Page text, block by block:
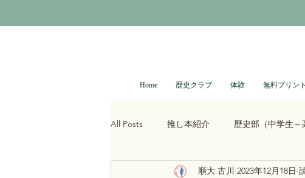
Home 歴史クラブ 体験 無料プリン
All Posts 推し本紹介 歴史部（中学生～
大河ドラマ べらぼう 光る君へ
順大 古川 2023年12月18日